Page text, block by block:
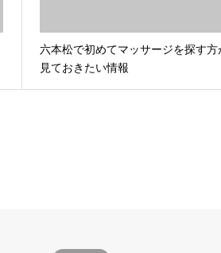
六本松で初めてマッサージを探す方
見ておきたい情報